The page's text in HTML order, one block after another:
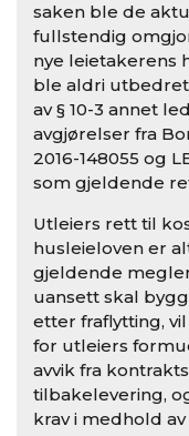
saken ble de
fullstendig
nye leietakerens
ble aldri
av § 10-3 annet
avgjørelser fra
2016-148055 og
som gjeldende
Utleiers rett til
husleieloven er
gjeldende
uansett skal
etter fraflytting,
for utleiers
avvik fra
tilbakelevering,
krav i medhold